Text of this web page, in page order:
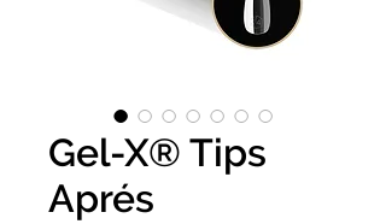
Gel-X® Tips
Aprés